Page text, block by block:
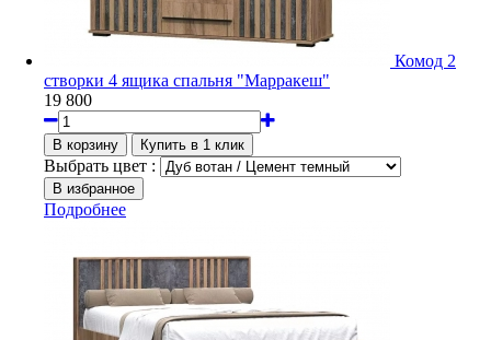
Комод 2
створки 4 ящика спальня "Марракеш"
19 800
Выбрать цвет :
Подробнее